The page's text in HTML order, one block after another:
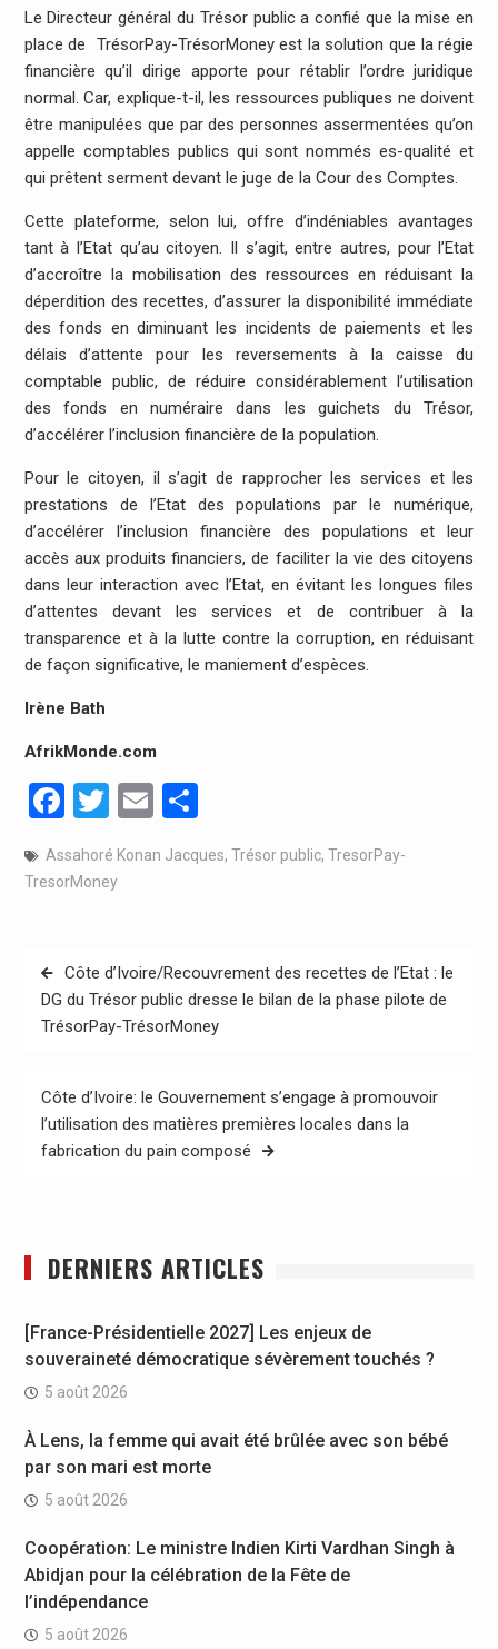
Le Directeur général du Trésor public a confié que la mise en
place de TrésorPay-TrésorMoney est la solution que la régie
financière qu’il dirige apporte pour rétablir l’ordre juridique
normal. Car, explique-t-il, les ressources publiques ne doivent
être manipulées que par des personnes assermentées qu’on
appelle comptables publics qui sont nommés es-qualité et
qui prêtent serment devant le juge de la Cour des Comptes.
Cette plateforme, selon lui, offre d’indéniables avantages
tant à l’Etat qu’au citoyen. Il s’agit, entre autres, pour l’Etat
d’accroître la mobilisation des ressources en réduisant la
déperdition des recettes, d’assurer la disponibilité immédiate
des fonds en diminuant les incidents de paiements et les
délais d’attente pour les reversements à la caisse du
comptable public, de réduire considérablement l’utilisation
des fonds en numéraire dans les guichets du Trésor,
d’accélérer l’inclusion financière de la population.
Pour le citoyen, il s’agit de rapprocher les services et les
prestations de l’Etat des populations par le numérique,
d’accélérer l’inclusion financière des populations et leur
accès aux produits financiers, de faciliter la vie des citoyens
dans leur interaction avec l’Etat, en évitant les longues files
d’attentes devant les services et de contribuer à la
transparence et à la lutte contre la corruption, en réduisant
de façon significative, le maniement d’espèces.
Irène Bath
AfrikMonde.com
Facebook
Twitter
EmailPartager
Assahoré Konan Jacques, Trésor public, TresorPay-
TresorMoney
Navigation
de
l’article
Côte d’Ivoire/Recouvrement des recettes de l’Etat : le
DG du Trésor public dresse le bilan de la phase pilote de
TrésorPay-TrésorMoney
Côte d’Ivoire: le Gouvernement s’engage à promouvoir
l’utilisation des matières premières locales dans la
fabrication du pain composé
DERNIERS ARTICLES
[France-Présidentielle 2027] Les enjeux de
souveraineté démocratique sévèrement touchés ?
5 août 2026
À Lens, la femme qui avait été brûlée avec son bébé
par son mari est morte
5 août 2026
Coopération: Le ministre Indien Kirti Vardhan Singh à
Abidjan pour la célébration de la Fête de
l’indépendance
5 août 2026